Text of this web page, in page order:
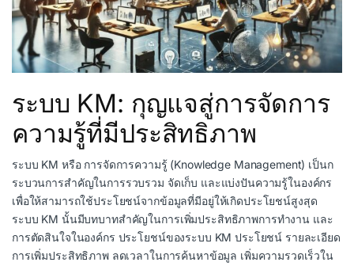
ระบบ KM: กุญแจสู่การจัดการ
ความรู้ที่มีประสิทธิภาพ
ระบบ KM หรือ การจัดการความรู้ (Knowledge Management) เป็นก
ระบวนการสำคัญในการรวบรวม จัดเก็บ และแบ่งปันความรู้ในองค์กร
เพื่อให้สามารถใช้ประโยชน์จากข้อมูลที่มีอยู่ให้เกิดประโยชน์สูงสุด
ระบบ KM นั้นมีบทบาทสำคัญในการเพิ่มประสิทธิภาพการทำงาน และ
การตัดสินใจในองค์กร ประโยชน์ของระบบ KM ประโยชน์ รายละเอียด
การเพิ่มประสิทธิภาพ ลดเวลาในการค้นหาข้อมูล เพิ่มความรวดเร็วใน